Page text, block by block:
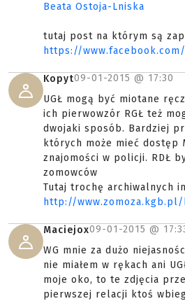
Beata Ostoja-Lniska
tutaj post na którym są
https://
Kopyt09-01-2015 @ 17:30
UGŁ mogą być miotane
ich pierwowzór RGŁ też
dwojaki sposób. Bardziej
których może mieć dostęp
znajomości w policji. RDŁ
zomowców
Tutaj trochę archiwalnych
http://
Maciejox09-01-2015 @
WG mnie za dużo
nie miałem w rękach ani
moje oko, to te zdjęcia
pierwszej relacji ktoś